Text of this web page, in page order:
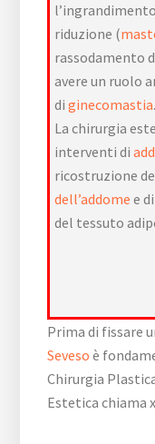
riduzione (
rassodamento
avere un ruolo
diginecomastia.
La chirurgia
interventi di
ricostruzione
dell’addome e di
del tessuto
Prima di fissare
Seveso è
Chirurgia
Estetica chiama